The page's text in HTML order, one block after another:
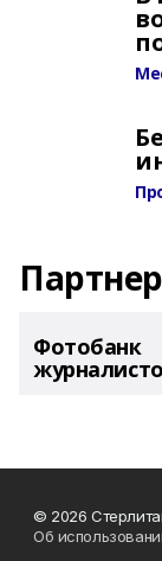
Фотобанк
© 2026
Об